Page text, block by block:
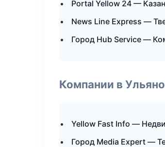
Portal Yellow 24 —
News Line Express —
Город Hub Service —
Компании в
Yellow Fast Info —
Город Media Expert —